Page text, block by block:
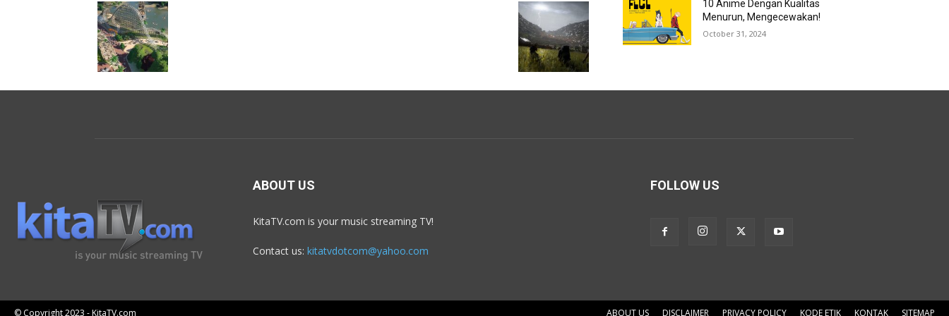
10 Anime Dengan Kualitas
Menurun, Mengecewakan!
October 31, 2024
ABOUT US
KitaTV.com is your music streaming TV!
Contact us: kitatvdotcom@yahoo.com
FOLLOW US
ABOUT US DISCLAIMER PRIVACY POLICY KODE ETIK KONTAK SITEMAP
© Copyright 2023 - KitaTV.com